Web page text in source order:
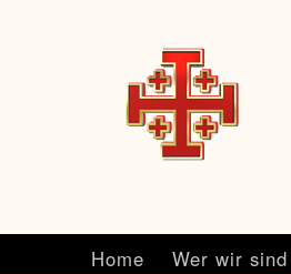
Home Wer wir sind